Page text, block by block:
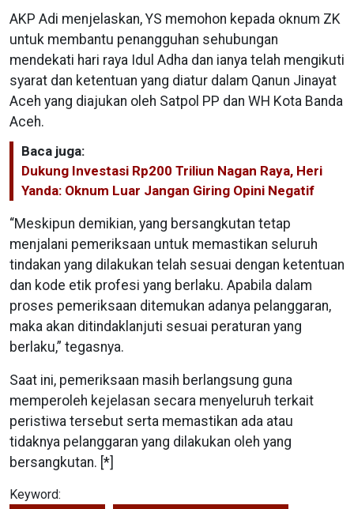
AKP Adi menjelaskan, YS memohon kepada oknum ZK
untuk membantu penangguhan sehubungan
mendekati hari raya Idul Adha dan ianya telah mengikuti
syarat dan ketentuan yang diatur dalam Qanun Jinayat
Aceh yang diajukan oleh Satpol PP dan WH Kota Banda
Aceh.
Baca juga:
Dukung Investasi Rp200 Triliun Nagan Raya, Heri
Yanda: Oknum Luar Jangan Giring Opini Negatif
“Meskipun demikian, yang bersangkutan tetap
menjalani pemeriksaan untuk memastikan seluruh
tindakan yang dilakukan telah sesuai dengan ketentuan
dan kode etik profesi yang berlaku. Apabila dalam
proses pemeriksaan ditemukan adanya pelanggaran,
maka akan ditindaklanjuti sesuai peraturan yang
berlaku,” tegasnya.
Saat ini, pemeriksaan masih berlangsung guna
memperoleh kejelasan secara menyeluruh terkait
peristiwa tersebut serta memastikan ada atau
tidaknya pelanggaran yang dilakukan oleh yang
bersangkutan. [*]
Keyword: